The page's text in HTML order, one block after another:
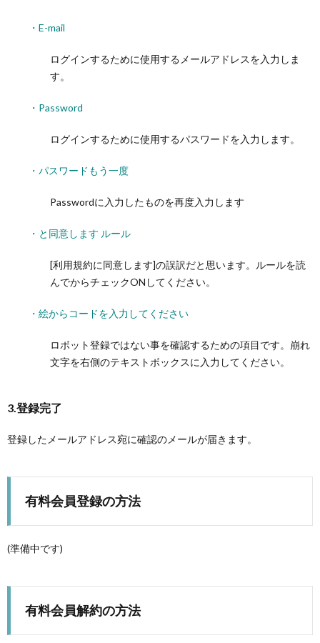
・E-mail
ログインするために使用するメールアドレスを入力しま
す。
・Password
ログインするために使用するパスワードを入力します。
・パスワードもう一度
Passwordに入力したものを再度入力します
・と同意します ルール
[利用規約に同意します]の誤訳だと思います。ルールを読
んでからチェックONしてください。
・絵からコードを入力してください
ロボット登録ではない事を確認するための項目です。崩れ
文字を右側のテキストボックスに入力してください。
3.登録完了
登録したメールアドレス宛に確認のメールが届きます。
有料会員登録の方法
(準備中です)
有料会員解約の方法